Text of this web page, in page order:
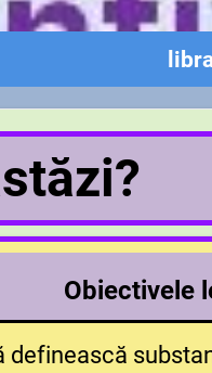
Obiectivele
definească